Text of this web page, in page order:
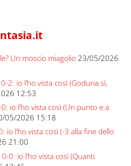
Un moscio miagolio 23/05/2026
2: io l’ho vista così (Goduria sì,
12:53
io l’ho vista così (Un punto e a
05/2026 15:18
io l’ho vista così (-3 alla fine dello
21:00
0: io l’ho vista così (Quanti